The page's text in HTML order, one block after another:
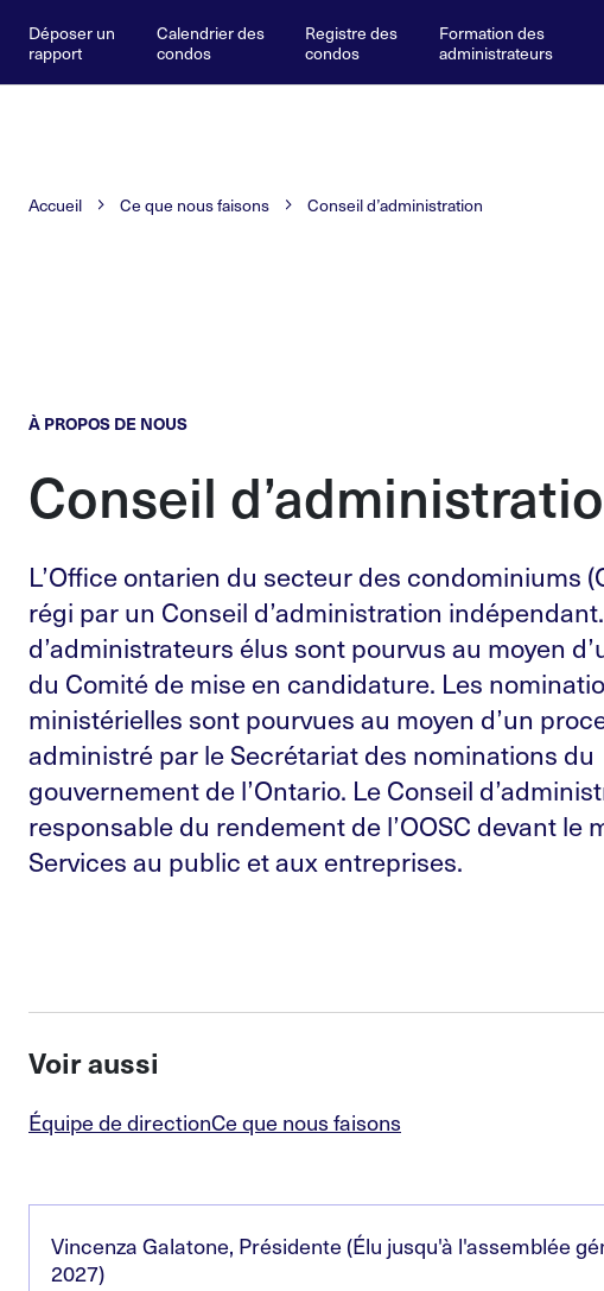
Déposer un
rapport
Calendrier des
condos
Registre des
condos
Formation des
administrateurs
Accueil Ce que nous faisons Conseil d’administration
À PROPOS DE NOUS
Conseil
L’Office ontarien du secteur des condominiums
régi par un Conseil d’administration
d’administrateurs élus sont pourvus au moyen
du Comité de mise en candidature. Les
ministérielles sont pourvues au moyen d’un
administré par le Secrétariat des nominations du
gouvernement de l’Ontario. Le Conseil
responsable du rendement de l’OOSC devant le
Services au public et aux entreprises.
Voir aussi
Équipe de directionCe que nous faisons
Vincenza Galatone, Présidente (Élu jusqu'à l'assemblée
2027)